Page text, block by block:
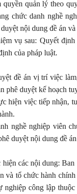
quản lý theo
chức danh nghề
nội dung đề án
vụ sau: Quyết
của pháp luật.
đề án vị trí việc
phê duyệt kế hoạch
hiện việc tiếp nhận,
nghề nghiệp viên
duyệt nội dung đề
các nội dung: Ban
và tổ chức hành chính
nghiệp công lập thuộc